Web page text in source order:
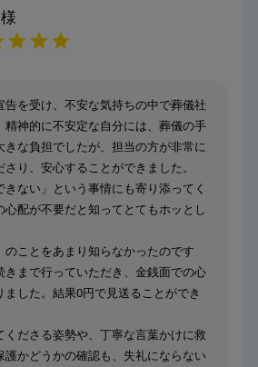
様
告を受け、不安な気持ちの中で葬儀社
精神的に不安定な自分には、葬儀の手
きな負担でしたが、担当の方が非常に
り、安心することができました。
ない」という事情にも寄り添ってく
心配が不要だと知ってとてもホッとし
のことをあまり知らなかったのです
きまで行っていただき、金銭面での心
した。結果0円で見送ることができ
くださる姿勢や、丁寧な言葉かけに救
護かどうかの確認も、失礼にならない